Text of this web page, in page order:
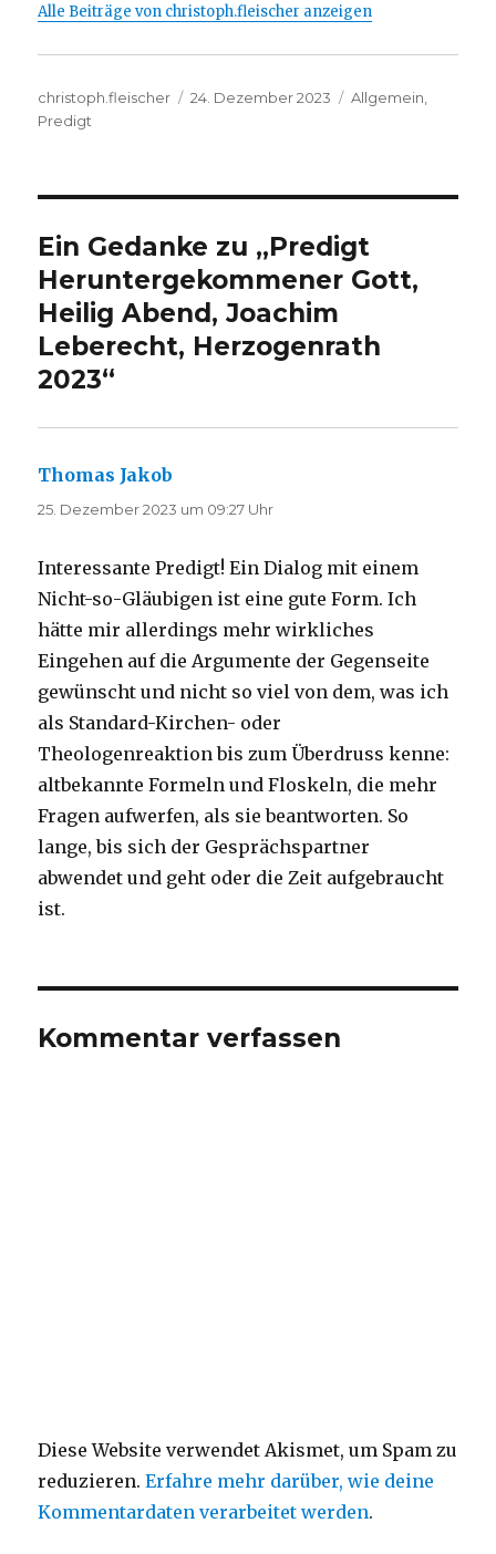
Alle Beiträge von christoph.fleischer anzeigen
Autor
christoph.fleischer
Veröffentlicht
24. Dezember 2023 Kategorien
Allgemein
Predigt
Ein Gedanke zu „Predigt
Heruntergekommener Gott,
Heilig Abend, Joachim
Leberecht, Herzogenrath
2023“
Thomas Jakob
25. Dezember 2023 um 09:27 Uhr
Interessante Predigt! Ein Dialog mit einem
Nicht-so-Gläubigen ist eine gute Form. Ich
hätte mir allerdings mehr wirkliches
Eingehen auf die Argumente der Gegenseite
gewünscht und nicht so viel von dem, was ich
als Standard-Kirchen- oder
Theologenreaktion bis zum Überdruss kenne:
altbekannte Formeln und Floskeln, die mehr
Fragen aufwerfen, als sie beantworten. So
lange, bis sich der Gesprächspartner
abwendet und geht oder die Zeit aufgebraucht
ist.
Kommentar verfassen
Diese Website verwendet Akismet, um Spam zu
reduzieren.Erfahre mehr darüber, wie deine
Kommentardaten verarbeitet werden.